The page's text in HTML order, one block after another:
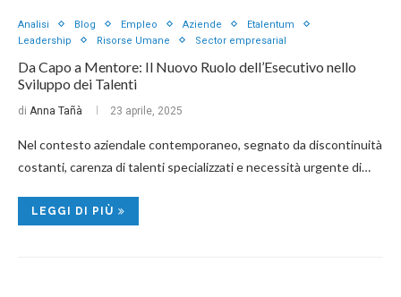
Analisi Blog Empleo Aziende
Etalentum
Leadership
Risorse Umane Sector empresarial
Da Capo a Mentore: Il Nuovo Ruolo dell’Esecutivo nello
Sviluppo dei Talenti
di Anna Tañà 23 aprile, 2025
Nel contesto aziendale contemporaneo, segnato da discontinuità
costanti, carenza di talenti specializzati e necessità urgente di…
LEGGI DI PIÙ